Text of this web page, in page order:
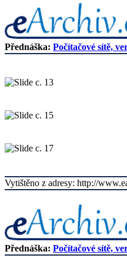
Přednáška: Počítačové sítě,
Vytištěno z adresy: http://
Přednáška: Počítačové sítě,